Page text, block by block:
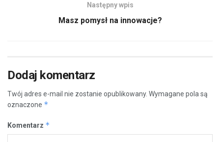
Następny wpis
Masz pomysł na innowacje?
Dodaj komentarz
Twój adres e-mail nie zostanie opublikowany. Wymagane pola są
oznaczone *
Komentarz *